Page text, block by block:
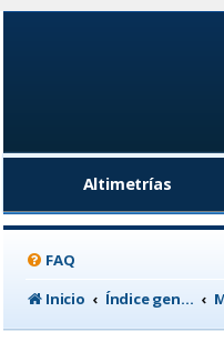
Altimetrías
FAQ
Inicio
Índice general